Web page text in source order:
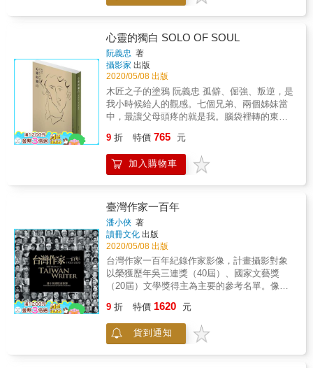
理解披上想像⋯⋯ 「物體的意義是通過它被己
身看到的方向而確定的。」&mdash;&mdash;
的、渙散的⋯⋯」如果非得用形容詞的話。
「存在就是一種啟發」- 來自教典（本書）。
輕微戀物癖傾向｜潛意識裡的代換 ｜物質世界
的最後浪漫 ------------------- &ldquo;這本書就像
是廢物界發起的曼菲斯（Memphis）復興運
動，如果地球也可以只是一只皮球，一件廢物
就能代表一個宇宙。&rdquo; - 獨立書店朋丁 一
總部／AI的腦部核心是甜點組成的？／竹林七
閒／亞特蘭提斯／泡麵亂葬崗／樓梯是權力象
徵／物件的階級實驗／被你丟掉的布偶們在幹
好氏品牌研究室創辦人 漂亮寶貝酸六｜跨性別
教主 蘇仰志｜雜學校創辦人 珍珠｜仙女教主 -
身心靈選物店創辦人 王鼎曄｜當代藝術家 張鐵
志｜文化觀察家 陳星合｜從太陽回來的人 劉真
蓉｜文創教主 - 台灣文博會總策人 李翰｜轉戰
youtuber的前知名插畫家 劉真蓉：史上最離題
卻帶領風潮的super add 陳易鶴：透過這些物件
重組所構成的符號是給未來人超乎想像的信
息。 珍珠：宇宙之所以充滿無限可能，那是因
這本書就像進入一個奇異的世界，完全不知道
下一頁是來到什麼奇妙的場所 蘇仰志：品嚐一
篇篇甜美的影像詩，體驗強行注入血液的腦內
文簽名及漢字角印，世間獨有，絕對珍藏
&uuml;典藏書盒向大師致敬！王志弘精心設
計，從內文、封面到書盒，完整呈現細江獨有
風味 &uuml;獨家授權限量攝影海報！特別贈送
細江英公榮獲日本寫真評論家協會新人賞「男
與女」系列#16 & 海報一張（42*60公分，隨附
專用收納紙筒，限量贈品送完為止） & 細江英
公（Eikoh Hosoe），日本國寶級攝影大師，戰
後第一代現代攝影教父，崇高地位如暗黑舞踏
攝影家森山大道的啟蒙恩師。一生充滿精采傳
奇，有「攝影界鬼才」之稱。 & ▉從外交官到
攝影家，十八歲首次參賽一鳴驚人 挑戰傳統，
帶領攝影由紀實⾛向超現實和表現主義美學 開
創作品代理先河，啟蒙森山大道 & 一九三三年
出生於山形縣的細江英公，原本想學西班牙文
立志當外交官，韓戰爆發那一年，十七歲的他
首次藉由父親的Thornton reflex單眼相機接觸攝
影，隔年即嶄露頭角，以《小波迪》獲得富士
攝影大賽學生部金獎，自此「攝影才是自己該
走的路」在心頭開始萌芽。後來聽從攝影家田
村榮建議，於一九五二年進入東京寫真短期大
學（今東京工藝大學）。早期受土門拳紀實攝
影影響，之後與前衛藝術家、Demokurato美術
家協會創辦人瑛九往來甚密，確立了他挑戰既
心靈的獨白 SOLO OF SOUL
阮義忠 著
攝影家 出版
2020/05/08 出版
木匠之子的塗鴉 阮義忠 孤僻、倔強、叛逆，是
我小時候給人的觀感。七個兄弟、兩個姊妹當
中，最讓父母頭疼的就是我。腦袋裡轉的東西
總認為自己懂的道理別人不明白。幾乎沒人說
得過我。不只是同輩的小孩，就連大人也常被
我的巧言善辯堵得回不了嘴。印象最深的就
煙。至今我都還記得他那滿臉通紅，啞口無言
的模樣。 是的，我從小就愛看書，只要不是課
本，任何白紙黑字都能引起我的興趣。報紙副
刊看完，就去租書店找漫畫、武俠、偵探和言
情小說；沒得看了就去宜蘭或羅東的書店。只
要讀得進，一站就是幾個鐘頭，除了許多世界
文學名著，哲學、心理學方面的書也囫圇吞。
鄉下小書店的老闆特別好，多虧了他們不趕
人，我得以吸收不少知識。手頭比較寬鬆時，
9 折 特價 765 元
加入購物車
臺灣作家一百年
潘小俠 著
讀冊文化 出版
2020/05/08 出版
台灣作家一百年紀錄作家影像，計畫攝影對象
以榮獲歷年吳三連獎（40屆）、國家文藝獎
（20屆）文學獎得主為主要的參考名單。像作
相機紀錄歷史，這本攝影書籍的意義是記錄台
灣百年來作家的風貌及文學歷史的鏡位。
&&&&&&&
9 折 特價 1620 元
貨到通知